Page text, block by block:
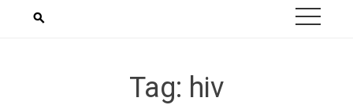
Tag: hiv